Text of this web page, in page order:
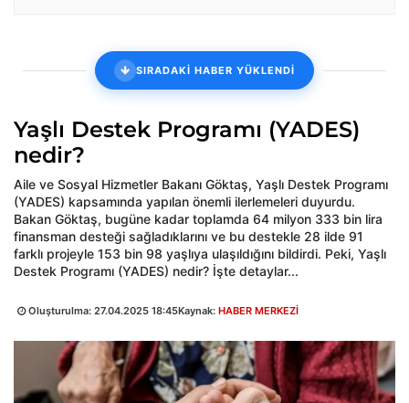
SIRADAKİ HABER YÜKLENDİ
Yaşlı Destek Programı (YADES)
nedir?
Aile ve Sosyal Hizmetler Bakanı Göktaş, Yaşlı Destek Programı
(YADES) kapsamında yapılan önemli ilerlemeleri duyurdu.
Bakan Göktaş, bugüne kadar toplamda 64 milyon 333 bin lira
finansman desteği sağladıklarını ve bu destekle 28 ilde 91
farklı projeyle 153 bin 98 yaşlıya ulaşıldığını bildirdi. Peki, Yaşlı
Destek Programı (YADES) nedir? İşte detaylar...
Oluşturulma: 27.04.2025 18:45Kaynak: HABER MERKEZİ